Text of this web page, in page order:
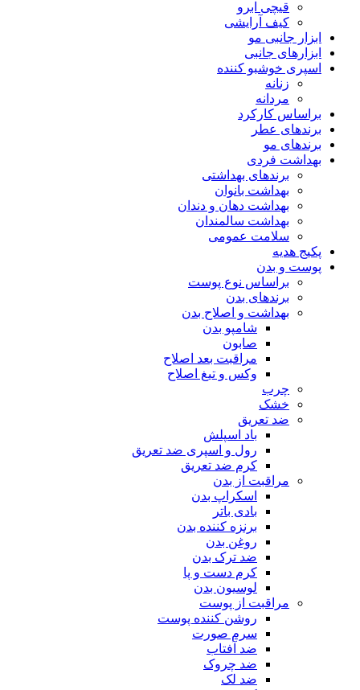
قیچی ابرو
کیف آرایشی
ابزار جانبی مو
ابزارهای جانبی
اسپری خوشبو کننده
زنانه
مردانه
براساس کارکرد
برندهای عطر
برندهای مو
بهداشت فردی
برندهای بهداشتی
بهداشت بانوان
بهداشت دهان و دندان
بهداشت سالمندان
سلامت عمومی
پکیج هدیه
پوست و بدن
براساس نوع پوست
برندهای بدن
بهداشت و اصلاح بدن
شامپو بدن
صابون
مراقبت بعد اصلاح
وکس و تیغ اصلاح
چرب
خشک
ضد تعریق
باد اسپلش
رول و اسپری ضد تعریق
کرم ضد تعریق
مراقبت از بدن
اسکراپ بدن
بادی باتر
برنزه کننده بدن
روغن بدن
ضد ترک بدن
کرم دست و پا
لوسیون بدن
مراقبت از پوست
روشن کننده پوست
سرم صورت
ضد آفتاب
ضد چروک
ضد لک